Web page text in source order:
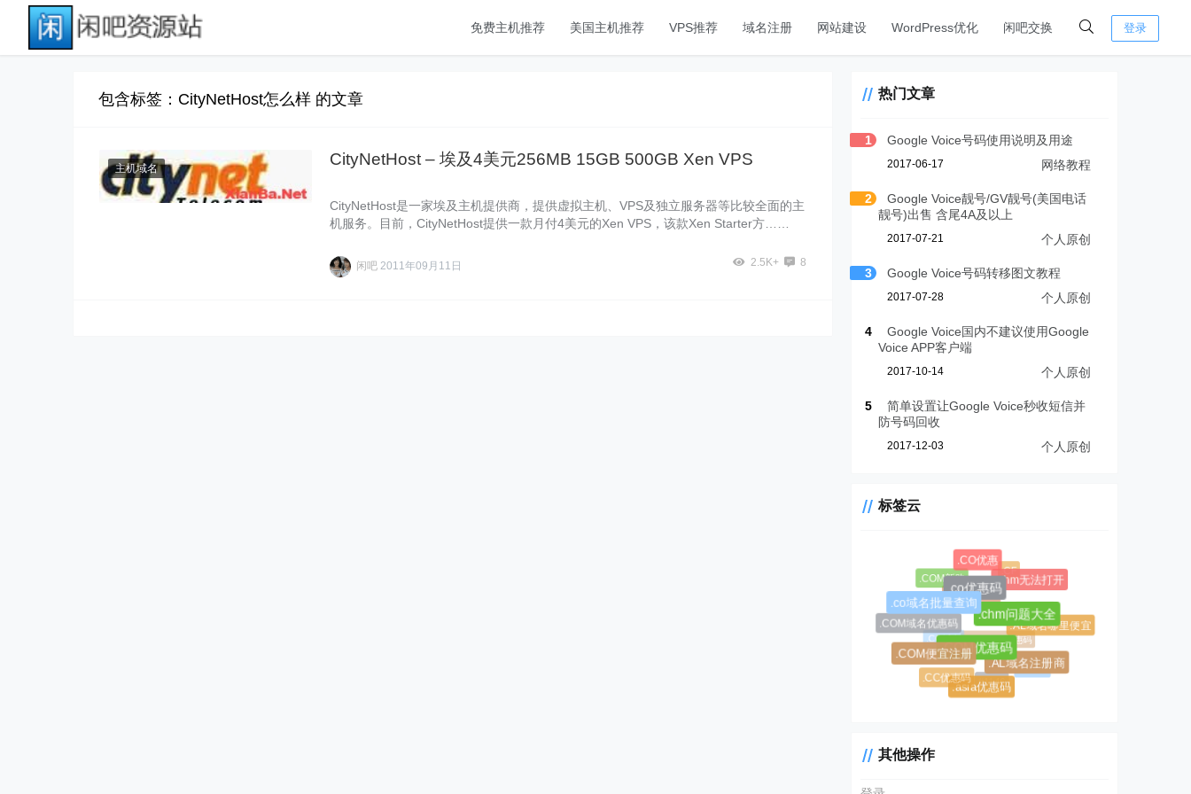
免费主机推荐 美国主机推荐 VPS推荐 域名注册 网站建设 WordPress优化 闲吧交换 登录
包含标签：CityNetHost怎么样 的文章
主机域名 CityNetHost – 埃及4美元256MB 15GB 500GB Xen VPS
CityNetHost是一家埃及主机提供商，提供虚拟主机、VPS及独立服务器等比较全面的主
机服务。目前，CityNetHost提供一款月付4美元的Xen VPS，该款Xen Starter方……
闲吧 2011年09月11日 2.5K+ 8
热门文章
1 Google Voice号码使用说明及用途
2017-06-17 网络教程
2
Google Voice靓号/GV靓号(美国电话
靓号)出售 含尾4A及以上
2017-07-21 个人原创
3 Google Voice号码转移图文教程
2017-07-28 个人原创
4
Google Voice国内不建议使用Google
Voice APP客户端
2017-10-14 个人原创
5
简单设置让Google Voice秒收短信并
防号码回收
2017-12-03 个人原创
标签云
#1045
#1146
$0.99超级优惠码
.AL域名
.AL域名哪里便宜
.AL域名注册商
.asia优惠码
.CC优惠码
.CC域名
.CC域名注册
.CF
.chm无法打开
.chm问题大全
.COM优惠码
.COM便宜注册
.COM域名优惠码
.COM新购
.CO优惠
.co优惠码
.co域名批量查询
其他操作